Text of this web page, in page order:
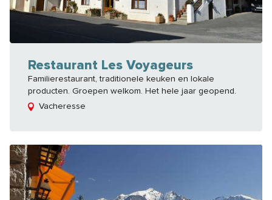
Restaurant Les Voyageurs
Familierestaurant, traditionele keuken en lokale
producten. Groepen welkom. Het hele jaar geopend.
Vacheresse